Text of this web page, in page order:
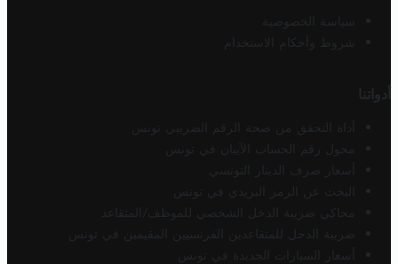
سياسة الخصوصية
شروط وأحكام الاستخدام
أدواتنا
أداة التحقق من صحة الرقم الضريبي تونس
محول رقم الحساب الآيبان في تونس
أسعار صرف الدينار التونسي
البحث عن الرمز البريدي في تونس
محاكي ضريبة الدخل الشخصي للموظف/المتقاعد
ضريبة الدخل للمتقاعدين الفرنسيين المقيمين في تونس
أسعار السيارات الجديدة في تونس